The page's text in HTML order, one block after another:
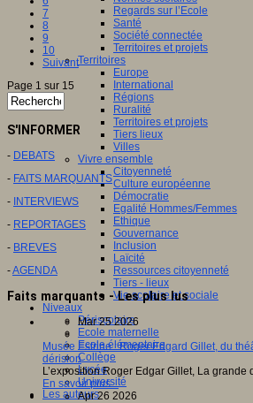
Regards sur l’Ecole
Santé
Société connectée
Territoires et projets
Territoires
Europe
International
Régions
Ruralité
Territoires et projets
Tiers lieux
Villes
Vivre ensemble
Citoyenneté
Culture européenne
Démocratie
Egalité Hommes/Femmes
Ethique
Gouvernance
Inclusion
Laïcité
Ressources citoyenneté
Tiers - lieux
Vie scolaire et sociale
Niveaux
Périscolaire
Ecole maternelle
Ecole élémentaire
Collège
Lycée
Université
Les auteurs
7
8
9
10
Suivant
Page 1 sur 15
S'INFORMER
- DEBATS
- FAITS MARQUANTS
- INTERVIEWS
- REPORTAGES
- BREVES
-AGENDA
Faits marquants - Les plus lus
Mar 25 2026
Musée Estrine : Roger Edgard Gillet, du
dérision
L’exposition Roger Edgar Gillet, La grande
En savoir plus...
Apr 26 2026